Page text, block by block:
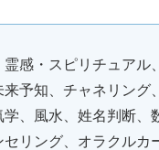
感・スピリチュアル
来予知、チャネリング
学、風水、姓名判断、
リング、オラクルカ